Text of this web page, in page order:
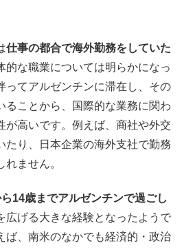
仕事の都合で海外勤務をしていた
的な職業については明らかになっ
ってアルゼンチンに滞在し、その
ることから、国際的な業務に関わ
が高いです。例えば、商社や外交
たり、日本企業の海外支社で勤務
ません。
14歳までアルゼンチンで過ごし
広げる大きな経験となったようで
ば、南米のなかでも経済的・政治